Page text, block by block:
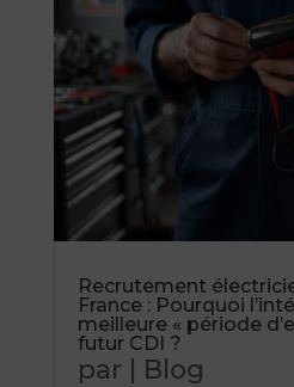
Recrutement
France : Pourquoi
meilleure « période
futur CDI ?
par | Blog